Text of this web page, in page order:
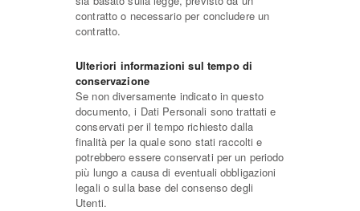
contratto o necessario per concludere un
contratto.
Ulteriori informazioni sul tempo di
conservazione
Se non diversamente indicato in questo
documento, i Dati Personali sono trattati e
conservati per il tempo richiesto dalla
finalità per la quale sono stati raccolti e
potrebbero essere conservati per un periodo
più lungo a causa di eventuali obbligazioni
legali o sulla base del consenso degli
Utenti.